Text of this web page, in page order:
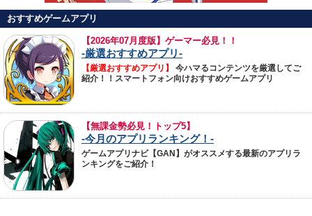
おすすめゲームアプリ
【2026年07月度版】ゲーマー必見！！
-厳選おすすめアプリ-
【厳選おすすめアプリ】
今ハマるコンテンツを厳選してご
紹介！！スマートフォン向けおすすめゲームアプリ
【無課金勢必見！トップ5】
-今月のアプリランキング！-
ゲームアプリナビ【GAN】がオススメする最新のアプリラ
ンキングをご紹介！